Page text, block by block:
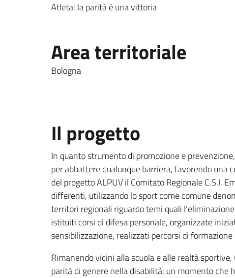
Atleta: la parità è una vittoria
Area territoriale
Bologna
Il progetto
In quanto strumento di promozione e
per abbattere qualunque barriera, favorendo una
del progetto ALPUV il Comitato Regionale C.S.I.
differenti, utilizzando lo sport come comune
territori regionali riguardo temi quali
istituiti corsi di difesa personale, organizzate
sensibilizzazione, realizzati percorsi di
Rimanendo vicini alla scuola e alle realtà
parità di genere nella disabilità: un momento che